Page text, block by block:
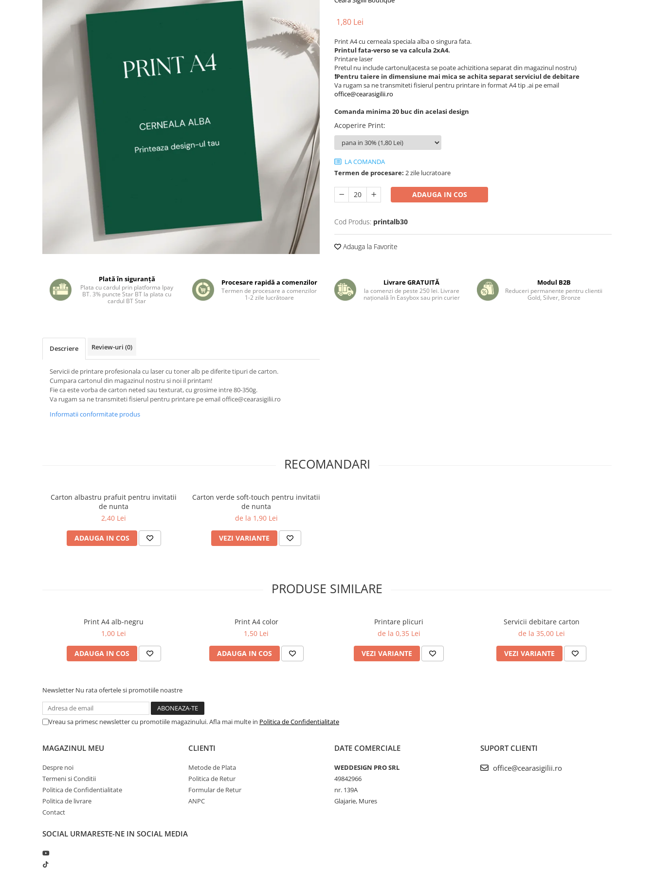
1,80 Lei
Print A4 cu cerneala speciala alba o singura fata.
Printul fata-verso se va calcula 2xA4.
Printare laser
Pretul nu include cartonul(acesta se poate achizitiona separat din magazinul nostru)
❗Pentru taiere in dimensiune mai mica se achita separat serviciul de debitare
Va rugam sa ne transmiteti fisierul pentru printare in format A4 tip .ai pe email
office@cearasigilii.ro
Comanda minima 20 buc din acelasi design
Acoperire Print:
LA COMANDA
Termen de procesare: 2 zile lucratoare
ADAUGA IN COS
Cod Produs: printalb30
Adauga la Favorite
Plată în siguranță
Plata cu cardul prin platforma Ipay
BT. 3% puncte Star BT la plata cu
cardul BT Star
Procesare rapidă a comenzilor
Termen de procesare a comenzilor
1-2 zile lucrătoare
Livrare GRATUITĂ
la comenzi de peste 250 lei. Livrare
națională în Easybox sau prin curier
Modul B2B
Reduceri permanente pentru clientii
Gold, Silver, Bronze
Descriere Review-uri (0)
Servicii de printare profesionala cu laser cu toner alb pe diferite tipuri de carton.
Cumpara cartonul din magazinul nostru si noi il printam!
Fie ca este vorba de carton neted sau texturat, cu grosime intre 80-350g.
Va rugam sa ne transmiteti fisierul pentru printare pe email office@cearasigilii.ro
Informatii conformitate produs
RECOMANDARI
Carton albastru prafuit pentru invitatii
de nunta
2,40 Lei
ADAUGA IN COS
Carton verde soft-touch pentru invitatii
de nunta
de la 1,90 Lei
VEZI VARIANTE
PRODUSE SIMILARE
Print A4 alb-negru
1,00 Lei
ADAUGA IN COS
Print A4 color
1,50 Lei
ADAUGA IN COS
Printare plicuri
de la 0,35 Lei
VEZI VARIANTE
Servicii debitare carton
de la 35,00 Lei
VEZI VARIANTE
Newsletter Nu rata ofertele si promotiile noastre
Vreau sa primesc newsletter cu promotiile magazinului. Afla mai multe in Politica de Confidentialitate
MAGAZINUL MEU
Despre noi
Termeni si Conditii
Politica de Confidentialitate
Politica de livrare
Contact
CLIENTI
Metode de Plata
Politica de Retur
Formular de Retur
ANPC
DATE COMERCIALE
WEDDESIGN PRO SRL
49842966
nr. 139A
Glajarie, Mures
SUPORT CLIENTI
office@cearasigilii.ro
SOCIAL URMARESTE-NE IN SOCIAL MEDIA